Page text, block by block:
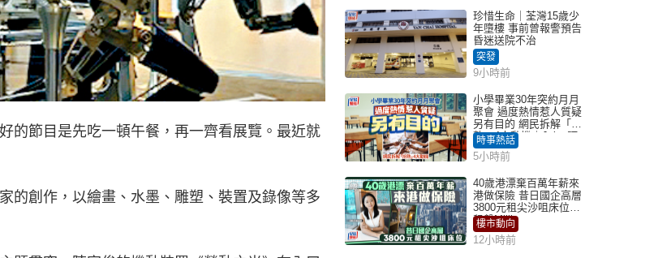
節目是先吃一頓午餐，再一齊看展覽。最近就
創作，以繪畫、水墨、雕塑、裝置及錄像等多
珍惜生命｜荃灣15歲少
年墮樓 事前曾報警預告
昏迷送院不治
突發
9小時前
小學畢業30年突約月月
聚會 過度熱情惹人質疑
另有目的 網民拆解「扮
熟」4大動機｜Juicy叮
時事熱話
5小時前
40歲港漂棄百萬年薪來
港做保險 昔日國企高層
3800元租尖沙咀床位｜
租盤Million
樓市動向
12小時前